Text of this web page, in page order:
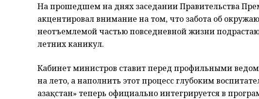
На прошедшем на днях заседании Правительства
акцентировал внимание на том, что забота об
неотъемлемой частью повседневной жизни
летних каникул.
Кабинет министров ставит перед профильными
на лето, а наполнить этот процесс глубоким
Қазақстан» теперь официально интегрируется в